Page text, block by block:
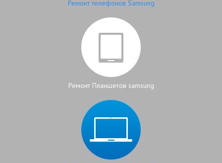
Ремонт телефонов Samsung
Ремонт Планшетов samsung